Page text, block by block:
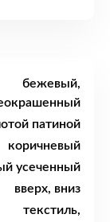
бежевый,
патиной
коричневый
усеченный
вверх, вниз
текстиль,